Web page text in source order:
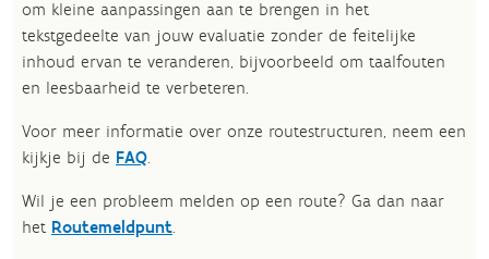
om kleine aanpassingen aan te brengen in het
tekstgedeelte van jouw evaluatie zonder de feitelijke
inhoud ervan te veranderen, bijvoorbeeld om taalfouten
en leesbaarheid te verbeteren.​
Voor meer informatie over onze routestructuren, neem een
kijkje bij de FAQ.
Wil je een probleem melden op een route? Ga dan naar
het Routemeldpunt.